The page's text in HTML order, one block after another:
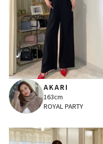
AKARI
163cm
ROYAL PARTY